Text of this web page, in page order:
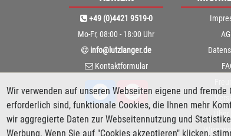
Wir verwenden auf unseren Webseiten eigene und
erforderlich sind, funktionale Cookies, die Ihnen mehr
wir aggregierte Daten zur Webseitennutzung und
Werbung. Wenn Sie auf "Cookies akzeptieren" klicken,
+49 (0)4421 9519-0
Mo-Fr, 08:00 - 18:00 Uhr
info@lutzlanger.de
Kontaktformular
Über